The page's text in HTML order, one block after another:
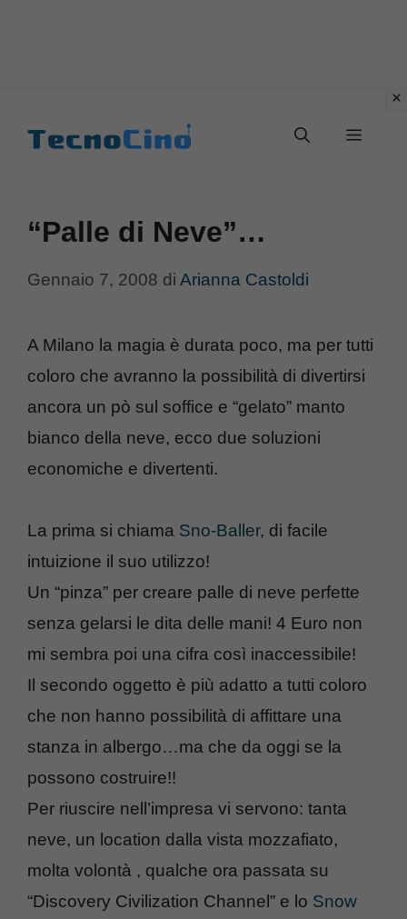
Menu
“Palle di Neve”…
Gennaio 7, 2008 di Arianna Castoldi
A Milano la magia è durata poco, ma per tutti
coloro che avranno la possibilità di divertirsi
ancora un pò sul soffice e “gelato” manto
bianco della neve, ecco due soluzioni
economiche e divertenti.
La prima si chiama Sno-Baller, di facile
intuizione il suo utilizzo!
Un “pinza” per creare palle di neve perfette
senza gelarsi le dita delle mani! 4 Euro non
mi sembra poi una cifra così inaccessibile!
Il secondo oggetto è più adatto a tutti coloro
che non hanno possibilità di affittare una
stanza in albergo…ma che da oggi se la
possono costruire!!
Per riuscire nell’impresa vi servono: tanta
neve, un location dalla vista mozzafiato,
molta volontà , qualche ora passata su
“Discovery Civilization Channel” e lo Snow